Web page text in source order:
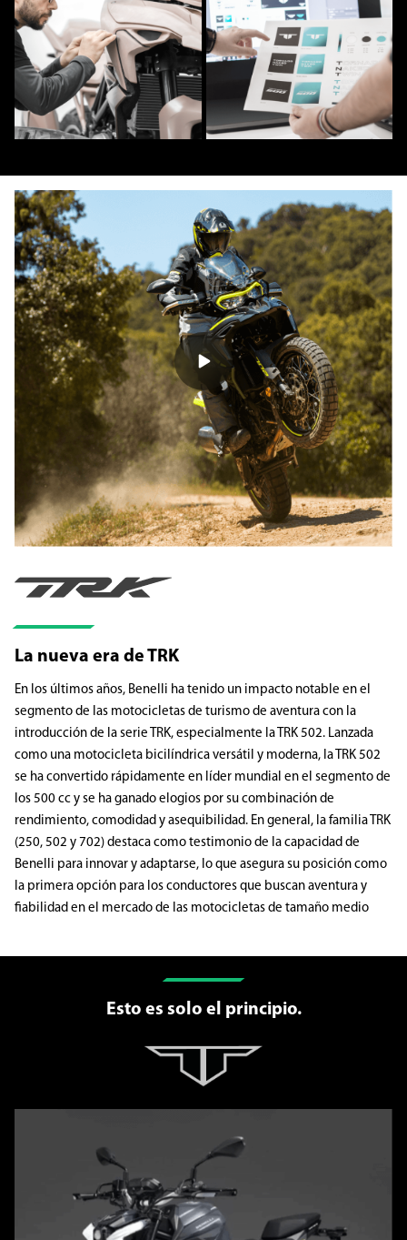
La nueva era de TRK
En los últimos años, Benelli ha tenido un impacto notable en el
segmento de las motocicletas de turismo de aventura con la
introducción de la serie TRK, especialmente la TRK 502. Lanzada
como una motocicleta bicilíndrica versátil y moderna, la TRK 502
se ha convertido rápidamente en líder mundial en el segmento de
los 500 cc y se ha ganado elogios por su combinación de
rendimiento, comodidad y asequibilidad. En general, la familia TRK
(250, 502 y 702) destaca como testimonio de la capacidad de
Benelli para innovar y adaptarse, lo que asegura su posición como
la primera opción para los conductores que buscan aventura y
fiabilidad en el mercado de las motocicletas de tamaño medio
Esto es solo el principio.